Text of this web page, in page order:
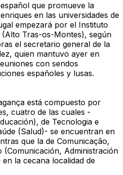
que promueve la
en las universidades de
empezará por el Instituto
Tras-os-Montes), según
el secretario general de la
quien mantuvo ayer en
con sendos
españoles y lusas.
está compuesto por
cuatro de las cuales -
de Tecnologia e
(Salud)- se encuentran en
que la de Comunicação,
(Comunicación, Administración
la cecana localidad de